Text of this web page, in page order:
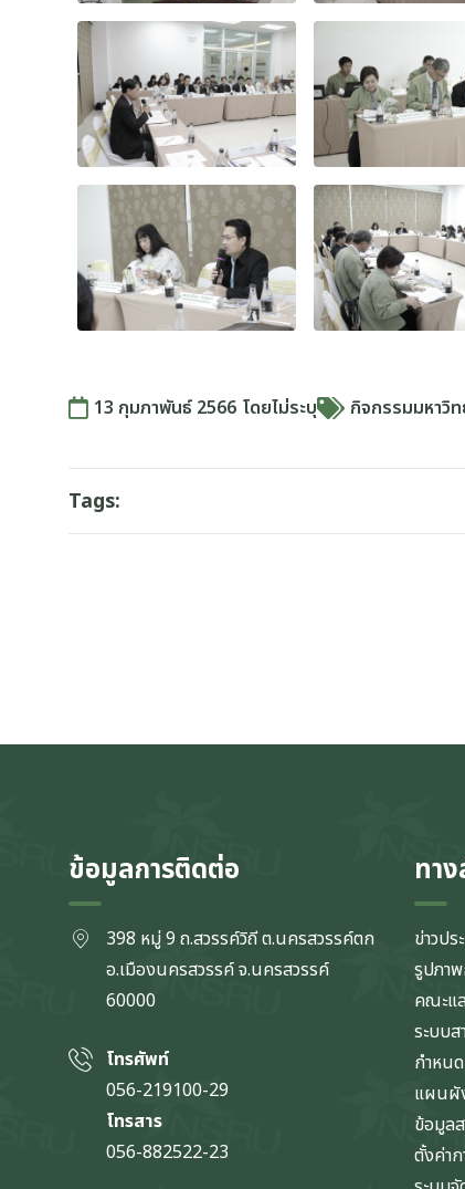
13 กุมภาพันธ์ 2566 โดยไม่ระบุ กิจกรรมมหาวิ
Tags:
ข้อมูลการติดต่อ
398 หมู่ 9 ถ.สวรรค์วิถี ต.นครสวรรค์ตก
อ.เมืองนครสวรรค์ จ.นครสวรรค์
60000
โทรศัพท์
056-219100-29
โทรสาร
056-882522-23
ทา
ข่าวป
รูปภา
คณะแ
ระบบ
กำหน
แผนผั
ข้อมูล
ตั้งค่า